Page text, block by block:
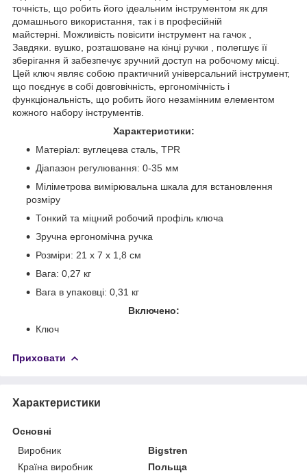
точність, що робить його ідеальним інструментом як для
домашнього використання, так і в професійній
майстерні. Можливість повісити інструмент на гачок ,
Завдяки. вушко, розташоване на кінці ручки , полегшує її
зберігання й забезпечує зручний доступ на робочому місці.
Цей ключ являє собою практичний універсальний інструмент,
що поєднує в собі довговічність, ергономічність і
функціональність, що робить його незамінним елементом
кожного набору інструментів.
Характеристики:
Матеріал: вуглецева сталь, TPR
Діапазон регулювання: 0-35 мм
Міліметрова вимірювальна шкала для встановлення
розміру
Тонкий та міцний робочий профіль ключа
Зручна ергономічна ручка
Розміри: 21 х 7 х 1,8 см
Вага: 0,27 кг
Вага в упаковці: 0,31 кг
Включено:
Ключ
Приховати
Характеристики
Основні
Виробник
Bigstren
Країна виробник
Польща